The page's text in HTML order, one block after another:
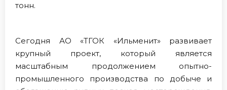
тонн.
Сегодня АО «ТГОК «Ильменит» развивает
крупный проект, который является
масштабным продолжением опытно-
промышленного производства по добыче и